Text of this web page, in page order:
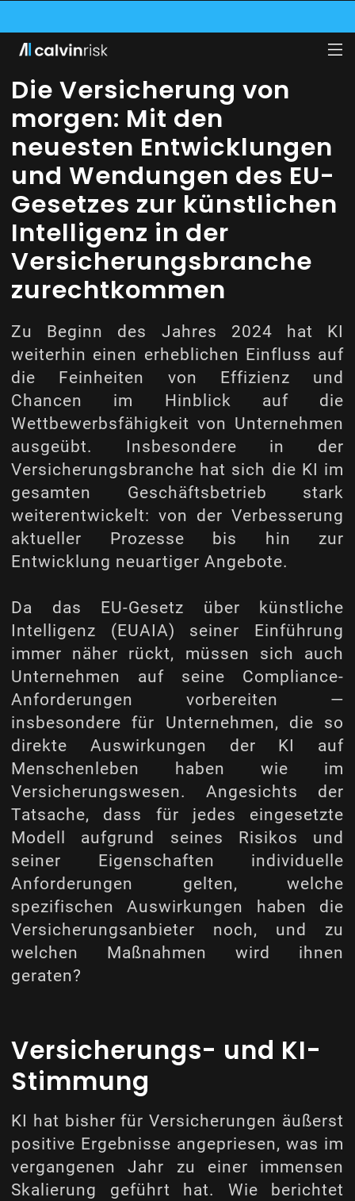
Die Versicherung von
morgen: Mit den
neuesten Entwicklungen
und Wendungen des EU-
Gesetzes zur künstlichen
Intelligenz in der
Versicherungsbranche
zurechtkommen
Zu Beginn des Jahres 2024 hat KI
weiterhin einen erheblichen Einfluss auf
die Feinheiten von Effizienz und
Chancen im Hinblick auf die
Wettbewerbsfähigkeit von Unternehmen
ausgeübt. Insbesondere in der
Versicherungsbranche hat sich die KI im
gesamten Geschäftsbetrieb stark
weiterentwickelt: von der Verbesserung
aktueller Prozesse bis hin zur
Entwicklung neuartiger Angebote.
Da das EU-Gesetz über künstliche
Intelligenz (EUAIA) seiner Einführung
immer näher rückt, müssen sich auch
Unternehmen auf seine Compliance-
Anforderungen vorbereiten —
insbesondere für Unternehmen, die so
direkte Auswirkungen der KI auf
Menschenleben haben wie im
Versicherungswesen. Angesichts der
Tatsache, dass für jedes eingesetzte
Modell aufgrund seines Risikos und
seiner Eigenschaften individuelle
Anforderungen gelten, welche
spezifischen Auswirkungen haben die
Versicherungsanbieter noch, und zu
welchen Maßnahmen wird ihnen
geraten?
Versicherungs- und KI-
Stimmung
KI hat bisher für Versicherungen äußerst
positive Ergebnisse angepriesen, was im
vergangenen Jahr zu einer immensen
Skalierung geführt hat. Wie berichtet